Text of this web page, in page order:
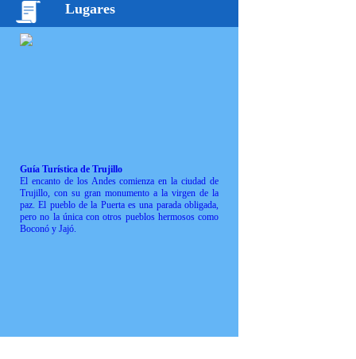
Lugares
Guía Turística de Trujillo
El encanto de los Andes comienza en la ciudad de
Trujillo, con su gran monumento a la virgen de la
paz. El pueblo de la Puerta es una parada obligada,
pero no la única con otros pueblos hermosos como
Boconó y Jajó.